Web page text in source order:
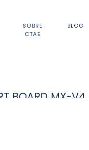
SOBRE
CTAE
BLOG
BOARD MX-V4